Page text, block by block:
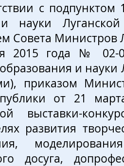
с подпунктом
науки
Совета Министров
2015 года № 02-
образования и
приказом
от 21
выставки-
развития
досуга,